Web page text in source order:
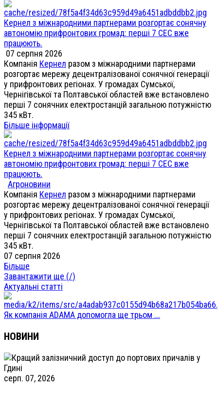
Кернел з міжнародними партнерами розгортає сонячну
автономію прифронтових громад: перші 7 СЕС вже
працюють.
07 серпня 2026
Компанія Кернел разом з міжнародними партнерами
розгортає мережу децентралізованої сонячної генерації
у прифронтових регіонах. У громадах Сумської,
Чернігівської та Полтавської областей вже встановлено
перші 7 сонячних електростанцій загальною потужністю
345 кВт.
Більше інформації
Кернел з міжнародними партнерами розгортає сонячну
автономію прифронтових громад: перші 7 СЕС вже
працюють.
Агроновини
Компанія Кернел разом з міжнародними партнерами
розгортає мережу децентралізованої сонячної генерації
у прифронтових регіонах. У громадах Сумської,
Чернігівської та Полтавської областей вже встановлено
перші 7 сонячних електростанцій загальною потужністю
345 кВт.
07 серпня 2026
Більше
Завантажити ще (/)
Актуальні статті
Як компанія ADAMA допомогла ще трьом ...
НОВИНИ
серп. 07, 2026